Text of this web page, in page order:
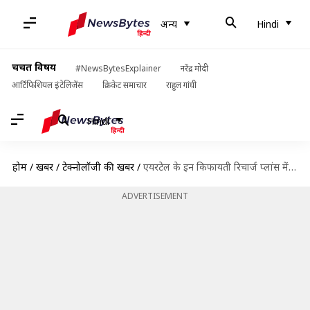
अन्य Hindi
चर्चित विषय #NewsBytesExplainer
नरेंद्र मोदी
आर्टिफिशियल इंटेलिजेंस
क्रिकेट समाचार राहुल गांधी
Hindi
होम / खबरें / टेक्नोलॉजी की खबरें / एयरटेल के इन किफायती रिचार्ज प्लांस में पाए रोजाना 3GB तक डाटा, कॉल और अन्य लाभ
ADVERTISEMENT